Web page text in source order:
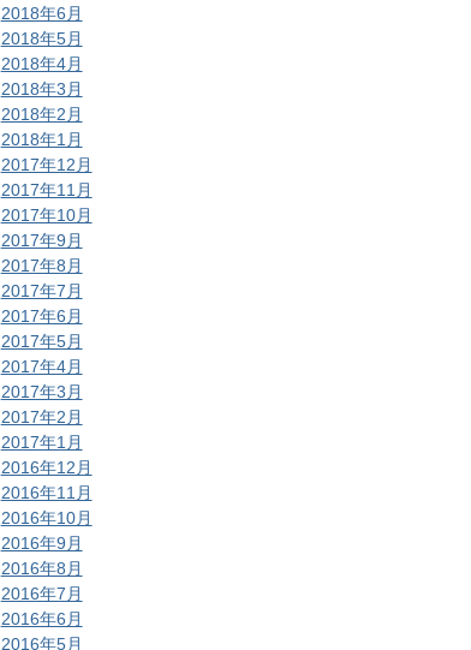
2018年6月
2018年5月
2018年4月
2018年3月
2018年2月
2018年1月
2017年12月
2017年11月
2017年10月
2017年9月
2017年8月
2017年7月
2017年6月
2017年5月
2017年4月
2017年3月
2017年2月
2017年1月
2016年12月
2016年11月
2016年10月
2016年9月
2016年8月
2016年7月
2016年6月
2016年5月